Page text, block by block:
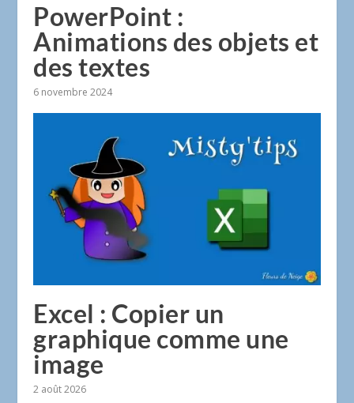
PowerPoint :
Animations des objets et
des textes
6 novembre 2024
Excel : Copier un
graphique comme une
image
2 août 2026